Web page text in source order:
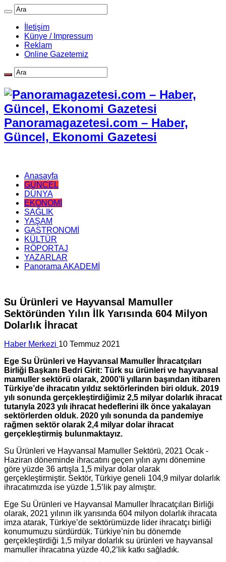
İletişim
Künye / Impressum
Reklam
Online Gazetemiz
Panoramagazetesi.com – Haber,
Güncel, Ekonomi Gazetesi
Anasayfa
GÜNCEL
DÜNYA
EKONOMİ
SAĞLIK
YAŞAM
GASTRONOMİ
KÜLTÜR
RÖPORTAJ
YAZARLAR
Panorama AKADEMİ
Su Ürünleri ve Hayvansal Mamuller
Sektöründen Yılın İlk Yarısında 604 Milyon
Dolarlık İhracat
Haber Merkezi 10 Temmuz 2021
Ege Su Ürünleri ve Hayvansal Mamuller İhracatçıları
Birliği Başkanı Bedri Girit: Türk su ürünleri ve hayvansal
mamuller sektörü olarak, 2000’li yılların başından itibaren
Türkiye’de ihracatın yıldız sektörlerinden biri olduk. 2019
yılı sonunda gerçekleştirdiğimiz 2,5 milyar dolarlık ihracat
tutarıyla 2023 yılı ihracat hedeflerini ilk önce yakalayan
sektörlerden olduk. 2020 yılı sonunda da pandemiye
rağmen sektör olarak 2,4 milyar dolar ihracat
gerçekleştirmiş bulunmaktayız.
Su Ürünleri ve Hayvansal Mamuller Sektörü, 2021 Ocak -
Haziran döneminde ihracatını geçen yılın aynı dönemine
göre yüzde 36 artışla 1,5 milyar dolar olarak
gerçekleştirmiştir. Sektör, Türkiye geneli 104,9 milyar dolarlık
ihracatımızda ise yüzde 1,5’lik pay almıştır.
Ege Su Ürünleri ve Hayvansal Mamuller İhracatçıları Birliği
olarak, 2021 yılının ilk yarısında 604 milyon dolarlık ihracata
imza atarak, Türkiye’de sektörümüzde lider ihracatçı birliği
konumumuzu sürdürdük. Türkiye’nin bu dönemde
gerçekleştirdiği 1,5 milyar dolarlık su ürünleri ve hayvansal
mamuller ihracatına yüzde 40,2’lik katkı sağladık.